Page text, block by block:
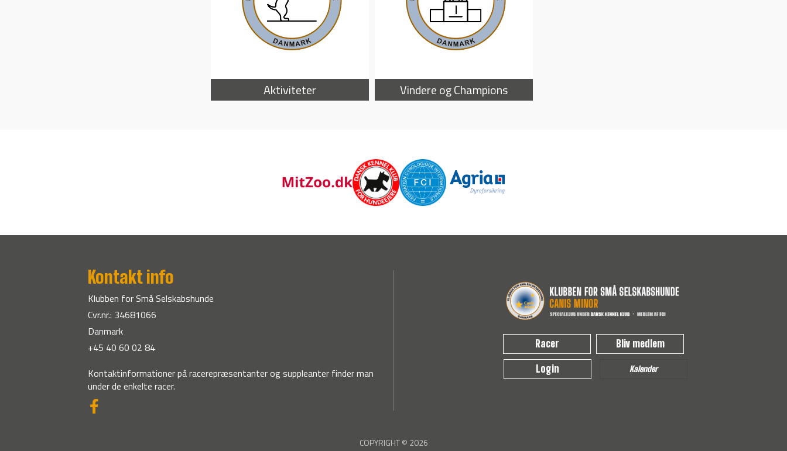
Aktiviteter Vindere og Champions
Kontakt info
Klubben for Små Selskabshunde
Cvr.nr.: 34681066
Danmark
+45 40 60 02 84
Kontaktinformationer på racerepræsentanter og suppleanter finder man
under de enkelte racer.
Racer Bliv medlem
Login Kalender
COPYRIGHT © 2026